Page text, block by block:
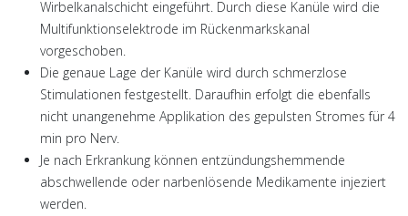
Wirbelkanalschicht eingeführt. Durch diese Kanüle wird die
Multifunktionselektrode im Rückenmarkskanal
vorgeschoben.
Die genaue Lage der Kanüle wird durch schmerzlose
Stimulationen festgestellt. Daraufhin erfolgt die ebenfalls
nicht unangenehme Applikation des gepulsten Stromes für 4
min pro Nerv.
Je nach Erkrankung können entzündungshemmende
abschwellende oder narbenlösende Medikamente injeziert
werden.